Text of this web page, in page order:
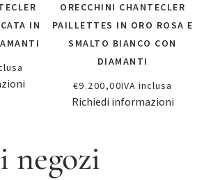
IN
ORECCHINI CHANTECLER
PAILLETTES IN ORO ROSA E
SMALTO BIANCO CON
DIAMANTI
€9.200,00IVA inclusa
Richiedi informazioni
negozi